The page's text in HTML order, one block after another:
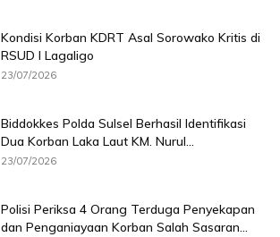
Kondisi Korban KDRT Asal Sorowako Kritis di
RSUD I Lagaligo
23/07/2026
Biddokkes Polda Sulsel Berhasil Identifikasi
Dua Korban Laka Laut KM. Nurul...
23/07/2026
Polisi Periksa 4 Orang Terduga Penyekapan
dan Penganiayaan Korban Salah Sasaran...